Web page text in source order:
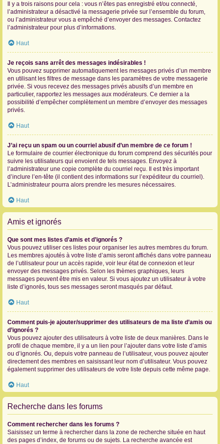
Il y a trois raisons pour cela : vous n’êtes pas enregistré et/ou connecté,
l’administrateur a désactivé la messagerie privée sur l’ensemble du forum,
ou l’administrateur vous a empêché d’envoyer des messages. Contactez
l’administrateur pour plus d’informations.
Haut
Je reçois sans arrêt des messages indésirables !
Vous pouvez supprimer automatiquement les messages privés d’un membre
en utilisant les filtres de message dans les paramètres de votre messagerie
privée. Si vous recevez des messages privés abusifs d’un membre en
particulier, rapportez les messages aux modérateurs. Ce dernier a la
possibilité d’empêcher complètement un membre d’envoyer des messages
privés.
Haut
J’ai reçu un spam ou un courriel abusif d’un membre de ce forum !
Le formulaire de courrier électronique du forum comprend des sécurités pour
suivre les utilisateurs qui envoient de tels messages. Envoyez à
l’administrateur une copie complète du courriel reçu. Il est très important
d’inclure l’en-tête (il contient des informations sur l’expéditeur du courriel).
L’administrateur pourra alors prendre les mesures nécessaires.
Haut
Amis et ignorés
Que sont mes listes d’amis et d’ignorés ?
Vous pouvez utiliser ces listes pour organiser les autres membres du forum.
Les membres ajoutés à votre liste d’amis seront affichés dans votre panneau
de l’utilisateur pour un accès rapide, voir leur état de connexion et leur
envoyer des messages privés. Selon les thèmes graphiques, leurs
messages peuvent être mis en valeur. Si vous ajoutez un utilisateur à votre
liste d’ignorés, tous ses messages seront masqués par défaut.
Haut
Comment puis-je ajouter/supprimer des utilisateurs de ma liste d’amis ou
d’ignorés ?
Vous pouvez ajouter des utilisateurs à votre liste de deux manières. Dans le
profil de chaque membre, il y a un lien pour l’ajouter dans votre liste d’amis
ou d’ignorés. Ou, depuis votre panneau de l’utilisateur, vous pouvez ajouter
directement des membres en saisissant leur nom d’utilisateur. Vous pouvez
également supprimer des utilisateurs de votre liste depuis cette même page.
Haut
Recherche dans les forums
Comment rechercher dans les forums ?
Saisissez un terme à rechercher dans la zone de recherche située en haut
des pages d’index, de forums ou de sujets. La recherche avancée est